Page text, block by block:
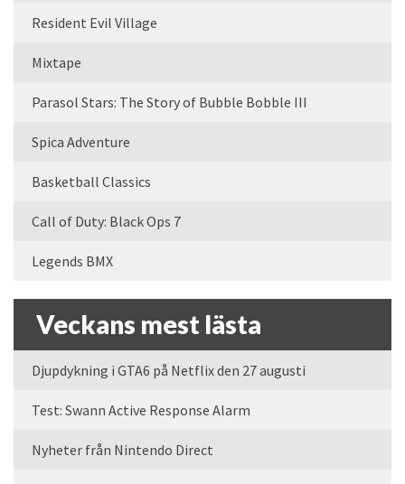
Resident Evil Village
Mixtape
Parasol Stars: The Story of Bubble Bobble III
Spica Adventure
Basketball Classics
Call of Duty: Black Ops 7
Legends BMX
Veckans mest lästa
Djupdykning i GTA6 på Netflix den 27 augusti
Test: Swann Active Response Alarm
Nyheter från Nintendo Direct